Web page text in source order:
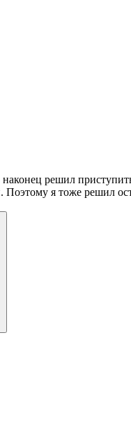
решил
я тоже решил